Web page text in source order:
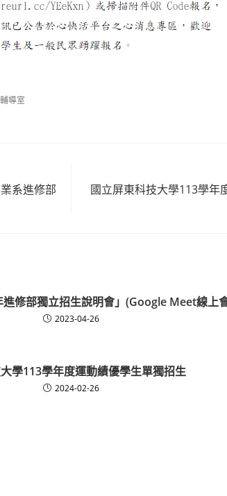
輔導室
系進修部
國立屏東科技大學113學年
修部獨立招生說明會」(Google Meet線上
2023-04-26
學113學年度運動績優學生單獨招生
2024-02-26